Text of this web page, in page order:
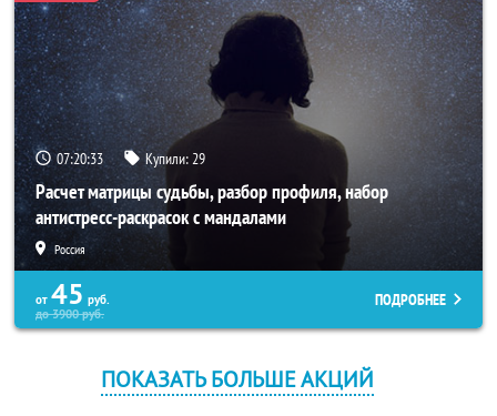
07:20:31 Купили:29
Расчет матрицы судьбы, разбор профиля, набор
антистресс-раскрасок с мандалами
Россия
от 45 руб.
до3900руб.
ПОДРОБНЕЕ
ПОКАЗАТЬ БОЛЬШЕ АКЦИЙ